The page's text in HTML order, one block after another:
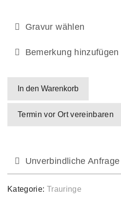
Gravur wählen
Bemerkung hinzufügen
In den Warenkorb
Termin vor Ort vereinbaren
Unverbindliche
Kategorie: Trauringe